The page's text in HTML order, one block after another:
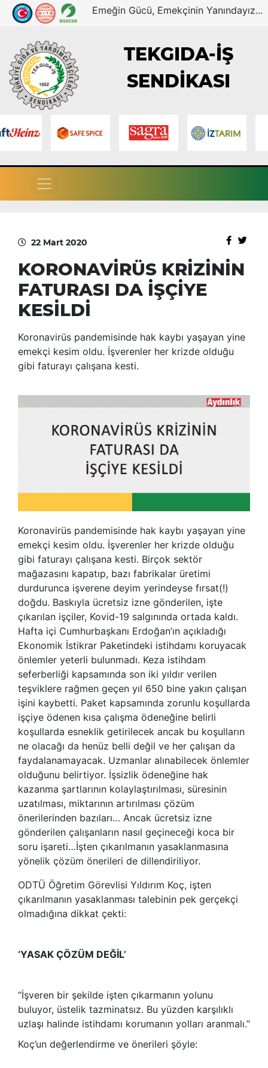
Emeğin Gücü, Emekçinin Yanındayız...
TEKGIDA-İŞ
SENDİKASI
22 Mart 2020
KORONAVİRÜS KRİZİNİN
FATURASI DA İŞÇİYE
KESİLDİ
Koronavirüs pandemisinde hak kaybı yaşayan yine
emekçi kesim oldu. İşverenler her krizde olduğu
gibi faturayı çalışana kesti.
Koronavirüs pandemisinde hak kaybı yaşayan yine
emekçi kesim oldu. İşverenler her krizde olduğu
gibi faturayı çalışana kesti. Birçok sektör
mağazasını kapatıp, bazı fabrikalar üretimi
durdurunca işverene deyim yerindeyse fırsat(!)
doğdu. Baskıyla ücretsiz izne gönderilen, işte
çıkarılan işçiler, Kovid-19 salgınında ortada kaldı.
Hafta içi Cumhurbaşkanı Erdoğan’ın açıkladığı
Ekonomik İstikrar Paketindeki istihdamı koruyacak
önlemler yeterli bulunmadı. Keza istihdam
seferberliği kapsamında son iki yıldır verilen
teşviklere rağmen geçen yıl 650 bine yakın çalışan
işini kaybetti. Paket kapsamında zorunlu koşullarda
işçiye ödenen kısa çalışma ödeneğine belirli
koşullarda esneklik getirilecek ancak bu koşulların
ne olacağı da henüz belli değil ve her çalışan da
faydalanamayacak. Uzmanlar alınabilecek önlemler
olduğunu belirtiyor. İşsizlik ödeneğine hak
kazanma şartlarının kolaylaştırılması, süresinin
uzatılması, miktarının artırılması çözüm
önerilerinden bazıları… Ancak ücretsiz izne
gönderilen çalışanların nasıl geçineceği koca bir
soru işareti…İşten çıkarılmanın yasaklanmasına
yönelik çözüm önerileri de dillendiriliyor.
ODTÜ Öğretim Görevlisi Yıldırım Koç, işten
çıkarılmanın yasaklanması talebinin pek gerçekçi
olmadığına dikkat çekti:
‘YASAK ÇÖZÜM DEĞİL’
“İşveren bir şekilde işten çıkarmanın yolunu
buluyor, üstelik tazminatsız. Bu yüzden karşılıklı
uzlaşı halinde istihdamı korumanın yolları aranmalı.”
Koç’un değerlendirme ve önerileri şöyle: